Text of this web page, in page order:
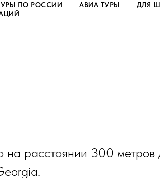
ПО РОССИИ АВИА ТУРЫ
ДЛЯ
на расстоянии 300 метров